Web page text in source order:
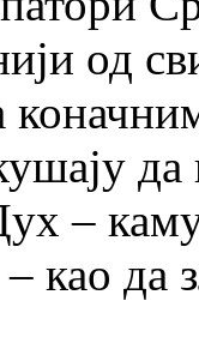
од
–
као да